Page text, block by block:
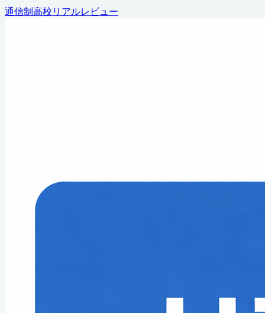
通信制高校リアルレビュー